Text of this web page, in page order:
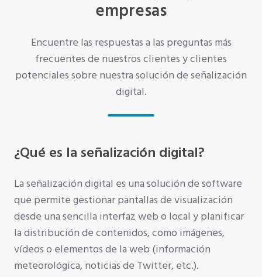
empresas
Encuentre las respuestas a las preguntas más
frecuentes de nuestros clientes y clientes
potenciales sobre nuestra solución de señalización
digital.
¿Qué es la señalización digital?
La señalización digital es una solución de software
que permite gestionar pantallas de visualización
desde una sencilla interfaz web o local y planificar
la distribución de contenidos, como imágenes,
vídeos o elementos de la web (información
meteorológica, noticias de Twitter, etc.).